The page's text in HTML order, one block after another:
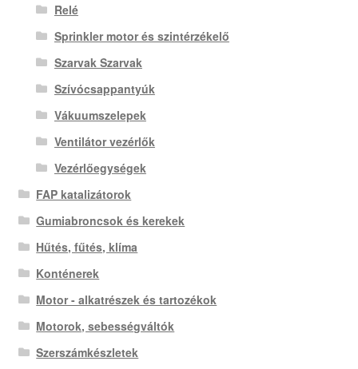
Relé
Sprinkler motor és szintérzékelő
Szarvak Szarvak
Szívócsappantyúk
Vákuumszelepek
Ventilátor vezérlők
Vezérlőegységek
FAP katalizátorok
Gumiabroncsok és kerekek
Hűtés, fűtés, klíma
Konténerek
Motor - alkatrészek és tartozékok
Motorok, sebességváltók
Szerszámkészletek